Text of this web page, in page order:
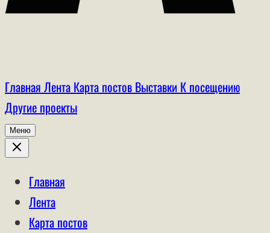
Главная Лента Карта постов Выставки К посещению
Другие проекты
Меню
Главная
Лента
Карта постов